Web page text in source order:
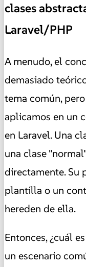
clases
Laravel/PHP
A menudo, el
demasiado
tema común,
aplicamos en un
en Laravel. Una
una clase
directamente. Su
plantilla o un
hereden de ella.
Entonces, ¿cuál
un escenario